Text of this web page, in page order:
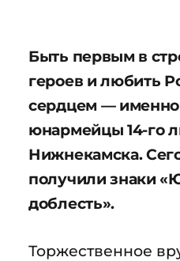
Быть первым в
героев и любить
сердцем — именно
юнармейцы 14-го
Нижнекамска.
получили знаки
доблесть».
Торжественное